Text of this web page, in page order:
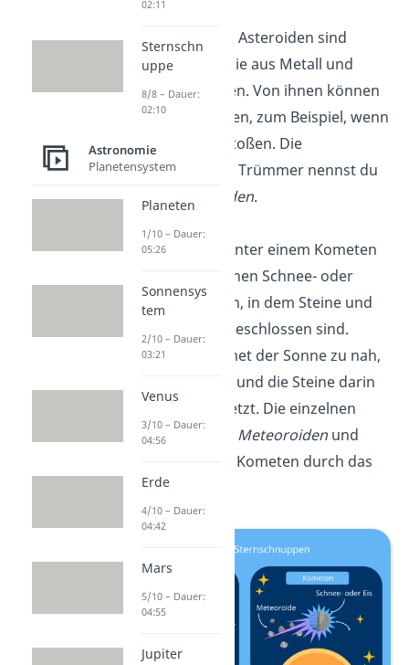
aus Asteroiden:
Asteroiden sind
Kleinplaneten, die aus Metall und
Gestein bestehen. Von ihnen können
Stücke abbrechen, zum Beispiel, wenn
sie zusammenstoßen. Die
abgebrochenen Trümmer nennst du
dann
Meteoroiden.
ausKometen:
Unter einem Kometen
kannst du dir einen Schnee- oder
Eisball vorstellen, in dem Steine und
auch Staub eingeschlossen sind.
Kommt der Komet der Sonne zu nah,
schmilzt das Eis und die Steine darin
werden freigesetzt. Die einzelnen
Steine sind jetzt Meteoroidenund
fliegen mit dem Kometen durch das
All.
02:11
Sternschn
uppe
8/8 – Dauer:
02:10
Astronomie
Planetensystem
Planeten
1/10 – Dauer:
05:26
Sonnensys
tem
2/10 – Dauer:
03:21
Venus
3/10 – Dauer:
04:56
Erde
4/10 – Dauer:
04:42
Mars
5/10 – Dauer:
04:55
Jupiter